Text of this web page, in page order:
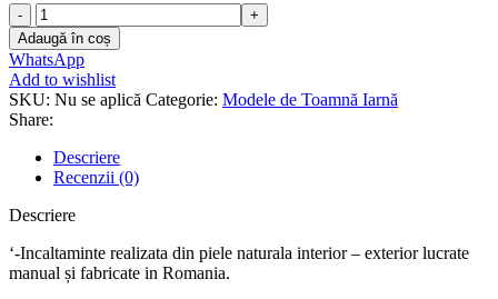
Cantitate
Cizme
piele
naturala
Hyperion
Red
Adaugă în coș
WhatsApp
Add to wishlist
SKU: Nu se aplică Categorie: Modele de Toamnă Iarnă
Share:
Descriere
Recenzii (0)
Descriere
‘-Incaltaminte realizata din piele naturala interior – exterior lucrate
manual și fabricate in Romania.